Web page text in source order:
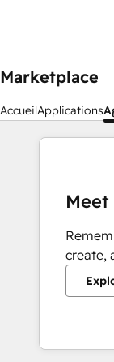
Marketplace
AccueilApplications
Meet
create,